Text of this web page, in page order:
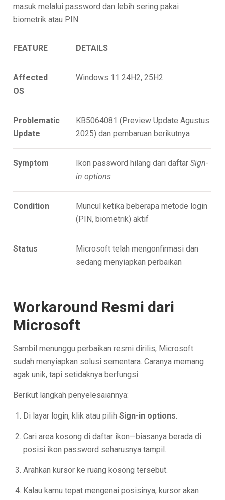
masuk melalui password dan lebih sering pakai
biometrik atau PIN.
FEATURE DETAILS
Affected
OS
Windows 11 24H2, 25H2
Problematic
Update
KB5064081 (Preview Update Agustus
2025) dan pembaruan berikutnya
Symptom Ikon password hilang dari daftarSign-
in options
Condition
Muncul ketika beberapa metode login
(PIN, biometrik) aktif
Status
Microsoft telah mengonfirmasi dan
sedang menyiapkan perbaikan
Workaround Resmi dari
Microsoft
Sambil menunggu perbaikan resmi dirilis, Microsoft
sudah menyiapkan solusi sementara. Caranya memang
agak unik, tapi setidaknya berfungsi.
Berikut langkah penyelesaiannya:
Di layar login, klik atau pilihSign-in options
Cari area kosong di daftar ikon—biasanya berada di
posisi ikon password seharusnya tampil.
Arahkan kursor ke ruang kosong tersebut.
Kalau kamu tepat mengenai posisinya, kursor akan